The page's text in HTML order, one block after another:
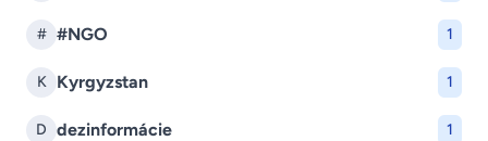
# #NGO 1
K Kyrgyzstan 1
D dezinformácie 1